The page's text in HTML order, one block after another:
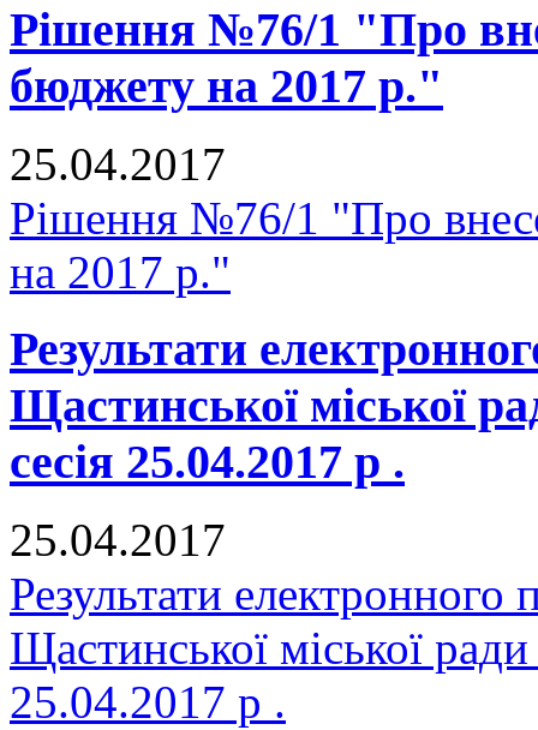
Рішення №76/1 "Про
бюджету на 2017 р."
25.04.2017
Рішення №76/1 "Про
на 2017 р."
Результати
Щастинської міської
сесія 25.04.2017 р .
25.04.2017
Результати електронного
Щастинської міської
25.04.2017 р .